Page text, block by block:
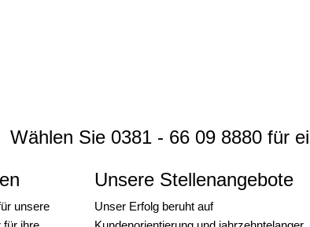
Wählen Sie 0381 - 66 09 8880 für
unsere
Unsere Stellenangebote
Unser Erfolg beruht auf